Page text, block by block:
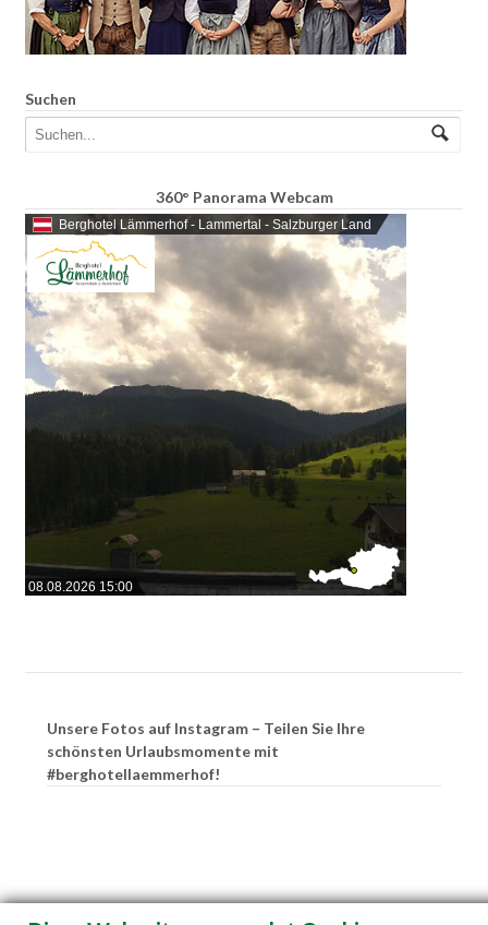
Suchen
360° Panorama Webcam
Berghotel Lämmerhof - Lammertal - Salzburger Land
08.08.2026 15:00
Unsere Fotos auf Instagram – Teilen Sie Ihre
schönsten Urlaubsmomente mit
#berghotellaemmerhof!